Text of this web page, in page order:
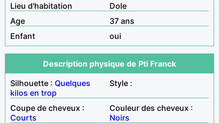
Lieu d'habitation
Dole
Age
37 ans
Enfant
oui
Description physique de Pti Franck
Silhouette : Quelques
kilos en trop
Style :
Coupe de cheveux :
Courts
Couleur des cheveux :
Noirs